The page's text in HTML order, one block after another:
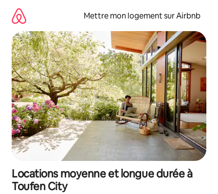
directement
contenu
Mettre mon logement sur Airbnb
Locations moyenne et longue durée à
Toufen City